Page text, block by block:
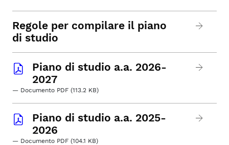
Regole per compilare il piano
di studio
Piano di studio a.a. 2026-
2027
— Documento PDF (113.2 KB)
Piano di studio a.a. 2025-
2026
— Documento PDF (104.1 KB)